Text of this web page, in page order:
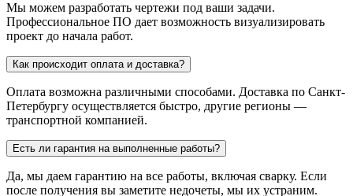
Мы можем разработать чертежи под ваши задачи.
Профессиональное ПО дает возможность визуализировать
проект до начала работ.
Как происходит оплата и доставка?
Оплата возможна различными способами. Доставка по Санкт-
Петербургу осуществляется быстро, другие регионы —
транспортной компанией.
Есть ли гарантия на выполненные работы?
Да, мы даем гарантию на все работы, включая сварку. Если
после получения вы заметите недочеты, мы их устраним.